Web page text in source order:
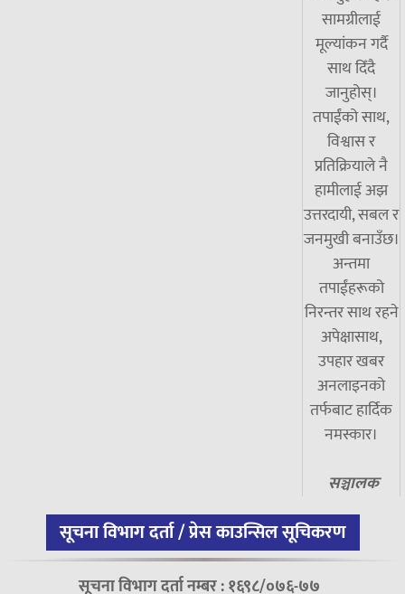
सामग्रीलाई
मूल्यांकन गर्दै
साथ दिँदै
जानुहोस्।
तपाईंको साथ,
विश्वास र
प्रतिक्रियाले नै
हामीलाई अझ
उत्तरदायी, सबल र
जनमुखी बनाउँछ।
अन्तमा
तपाईंहरूको
निरन्तर साथ रहने
अपेक्षासाथ,
उपहार खबर
अनलाइनको
तर्फबाट हार्दिक
नमस्कार।
सञ्चालक
सूचना विभाग दर्ता / प्रेस काउन्सिल सूचिकरण
सूचना विभाग दर्ता नम्बर : १६९८/०७६-७७